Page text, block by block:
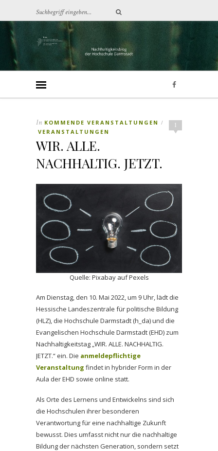
1
In KOMMENDE VERANSTALTUNGEN /
VERANSTALTUNGEN
WIR. ALLE.
NACHHALTIG. JETZT.
Quelle: Pixabay auf Pexels
Am Dienstag, den 10. Mai 2022, um 9 Uhr, lädt die
Hessische Landeszentrale für politische Bildung
(HLZ), die Hochschule Darmstadt (h_da) und die
Evangelischen Hochschule Darmstadt (EHD) zum
Nachhaltigkeitstag „WIR. ALLE. NACHHALTIG.
JETZT.“ ein. Die anmeldepflichtige
Veranstaltung findet in hybrider Form in der
Aula der EHD sowie online statt.
Als Orte des Lernens und Entwickelns sind sich
die Hochschulen ihrer besonderen
Verantwortung für eine nachhaltige Zukunft
bewusst. Dies umfasst nicht nur die nachhaltige
Bildung der nächsten Generation, sondern setzt